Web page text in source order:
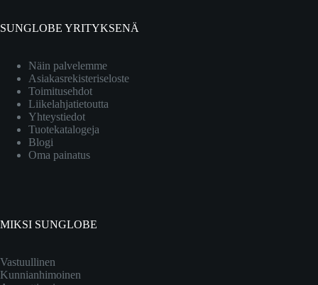
SUNGLOBE YRITYKSENÄ
Näin palvelemme
Asiakasrekisteriseloste
Toimitusehdot
Liikelahjatietoutta
Yhteystiedot
Tuotekatalogeja
Blogi
Oma painatus
MIKSI SUNGLOBE
Vastuullinen
Kunnianhimoinen